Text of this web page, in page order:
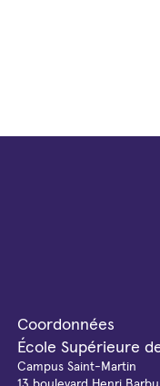
Coordonnées
École Supérieure
Campus Saint-Martin